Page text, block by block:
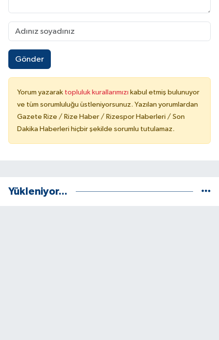
Gönder
Yorum yazarak topluluk kurallarımızı kabul etmiş bulunuyor
ve tüm sorumluluğu üstleniyorsunuz. Yazılan yorumlardan
Gazete Rize / Rize Haber / Rizespor Haberleri / Son
Dakika Haberleri hiçbir şekilde sorumlu tutulamaz.
Yükleniyor...